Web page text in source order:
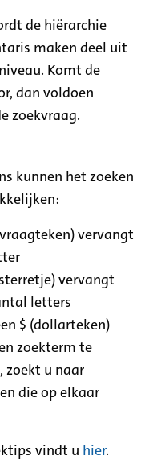
de hiërarchie
maken deel uit
Komt de
dan voldoen
zoekvraag.
kunnen het zoeken
vervangt
vervangt
letters
$ (dollarteken)
zoekterm te
zoekt u naar
die op elkaar
vindt u hier.